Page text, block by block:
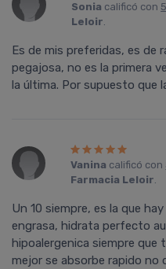
Sonia calificó con
Leloir.
Es de mis preferidas, es de
pegajosa, no es la primera
la última. Por supuesto que
Vanina calificó con
Farmacia Leloir.
Un 10 siempre, es la que
engrasa, hidrata perfecto
hipoalergenica siempre que
mejor se absorbe rapido no